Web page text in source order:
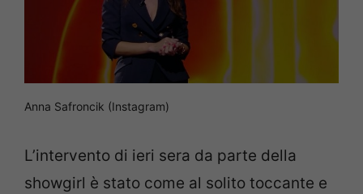
Anna Safroncik (Instagram)
L’intervento di ieri sera da parte della
showgirl è stato come al solito toccante e